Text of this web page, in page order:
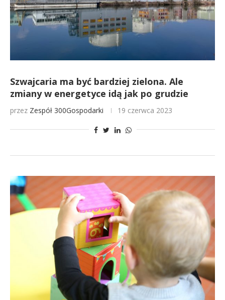
Szwajcaria ma być bardziej zielona. Ale
zmiany w energetyce idą jak po grudzie
przez Zespół 300Gospodarki 19 czerwca 2023